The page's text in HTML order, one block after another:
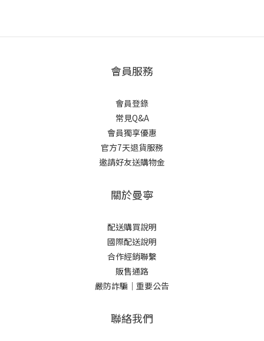
會員服務
會員登錄
常見Q&A
會員獨享優惠
官方7天退貨服務
邀請好友送購物金
關於曼寧
配送購買說明
國際配送說明
合作經銷聯繫
販售通路
嚴防詐騙｜重要公告
聯絡我們